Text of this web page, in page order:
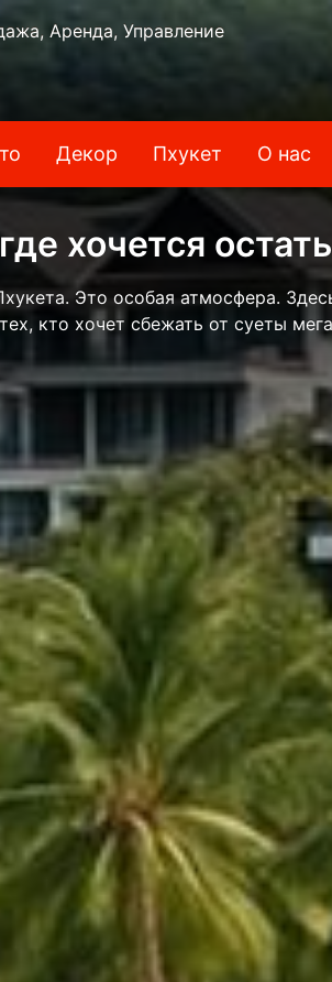
Аренда, Управление
Декор Пхукет О нас
хочется
Это особая атмосфера.
кто хочет сбежать от суеты